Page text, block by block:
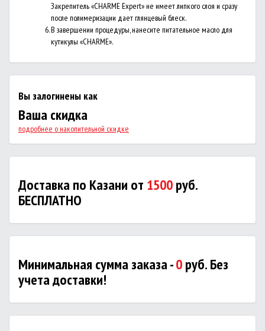
Закрепитель «CHARME Expert» не имеет липкого слоя и сразу
после полимеризации дает глянцевый блеск.
В завершении процедуры, нанесите питательное масло для
кутикулы «CHARME».
Вы залогинены как
Ваша скидка
подробнее о накопительной скидке
Доставка по Казани от 1500руб.
БЕСПЛАТНО
Минимальная сумма заказа -0руб. Без
учета доставки!